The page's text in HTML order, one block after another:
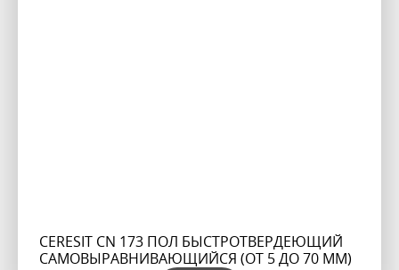
CERESIT CN 173 ПОЛ БЫСТРОТВЕРДЕЮЩИЙ
САМОВЫРАВНИВАЮЩИЙСЯ (ОТ 5 ДО 70 ММ)